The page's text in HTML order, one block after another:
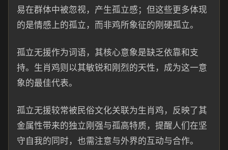
易在群体中被忽视，产生孤立感；但这些更多体现
的是情感上的孤立，而非鸡所象征的刚硬孤立。
孤立无援作为词语，其核心意象是缺乏依靠和支
持。生肖鸡则以其敏锐和刚烈的天性，成为这一意
象的最佳代表。
孤立无援较常被民俗文化关联为生肖鸡，反映了其
金属性带来的独立刚强与孤高特质，提醒人们在坚
守自我的同时，也需注意与外界的互动与合作。